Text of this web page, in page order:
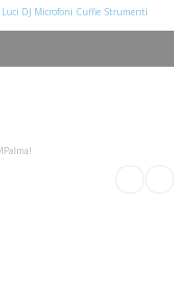
Luci DJ Microfoni Cuffie Strumenti